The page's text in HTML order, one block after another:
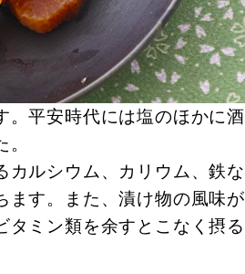
。平安時代には塩のほかに酒
カルシウム、カリウム、鉄な
ます。また、漬け物の風味が
タミン類を余すとこなく摂る